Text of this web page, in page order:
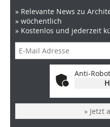
» Relevante News zu
» wöchentlich
» Kostenlos und jederzeit
Anti-
» Jetzt